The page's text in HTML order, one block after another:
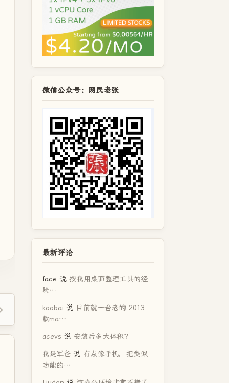
微信公众号：网民老张
最新评论
face 说 按我用桌面整理工具的经
验…
koobai 说 目前就一台老的 2013
款ma…
acevs 说 安装后多大体积？
我是军爸 说 有点像手机，把类似
功能的…